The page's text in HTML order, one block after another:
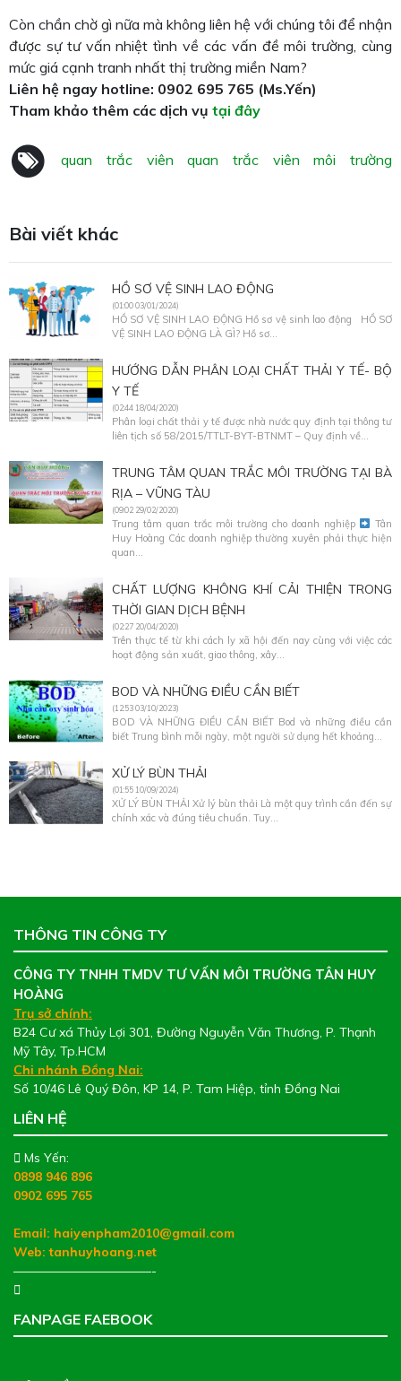
Còn chần chờ gì nữa mà không liên hệ với chúng tôi để nhận
được sự tư vấn nhiệt tình về các vấn đề môi trường, cùng
mức giá cạnh tranh nhất thị trường miền Nam?
Liên hệ ngay hotline: 0902 695 765 (Ms.Yến)
Tham khảo thêm các dịch vụ tại đây
quan trắc viên quan trắc viên môi trường
Bài viết khác
HỒ SƠ VỆ SINH LAO ĐỘNG
(01:00 03/01/2024)
HỒ SƠ VỆ SINH LAO ĐỘNG Hồ sơ vệ sinh lao động HỒ SƠ
VỆ SINH LAO ĐỘNG LÀ GÌ? Hồ sơ...
HƯỚNG DẪN PHÂN LOẠI CHẤT THẢI Y TẾ- BỘ
Y TẾ
(02:44 18/04/2020)
Phân loại chất thải y tế được nhà nước quy định tại thông tư
liên tịch số 58/2015/TTLT-BYT-BTNMT – Quy định về...
TRUNG TÂM QUAN TRẮC MÔI TRƯỜNG TẠI BÀ
RỊA – VŨNG TÀU
(09:02 29/02/2020)
Trung tâm quan trắc môi trường cho doanh nghiệp
Tân
Huy Hoàng Các doanh nghiệp thường xuyên phải thực hiện
quan...
CHẤT LƯỢNG KHÔNG KHÍ CẢI THIỆN TRONG
THỜI GIAN DỊCH BỆNH
(02:27 20/04/2020)
Trên thực tế từ khi cách ly xã hội đến nay cùng với việc các
hoạt động sản xuất, giao thông, xây...
BOD VÀ NHỮNG ĐIỀU CẦN BIẾT
(12:53 03/10/2023)
BOD VÀ NHỮNG ĐIỀU CẦN BIẾT Bod và những điều cần
biết Trung bình mỗi ngày, một người sử dụng hết khoảng...
XỬ LÝ BÙN THẢI
(01:55 10/09/2024)
XỬ LÝ BÙN THẢI Xử lý bùn thải Là một quy trình cần đến sự
chính xác và đúng tiêu chuẩn. Tuy...
THÔNG TIN CÔNG TY
CÔNG TY TNHH TMDV TƯ VẤN MÔI TRƯỜNG TÂN HUY
HOÀNG
Trụ sở chính:
B24 Cư xá Thủy Lợi 301, Đường Nguyễn Văn Thương, P. Thạnh
Mỹ Tây, Tp.HCM
Chi nhánh Đồng Nai:
Số 10/46 Lê Quý Đôn, KP 14, P. Tam Hiệp, tỉnh Đồng Nai
LIÊN HỆ
Ms Yến:
0898 946 896
0902 695 765
Email: haiyenpham2010@gmail.com
Web:tanhuyhoang.net
———————————-
FANPAGE FAEBOOK